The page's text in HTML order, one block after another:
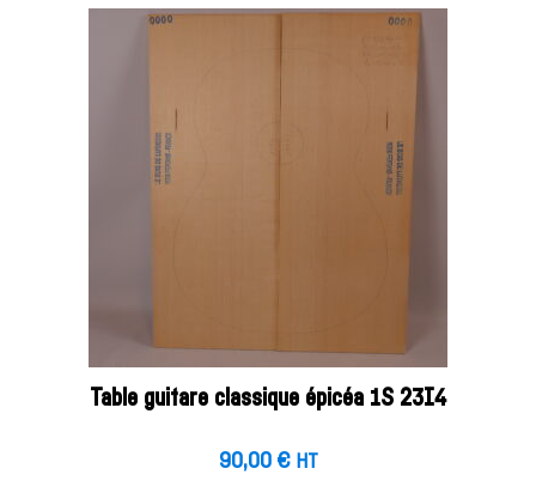
Table guitare classique épicéa 1S 23I4
90,00 € HT